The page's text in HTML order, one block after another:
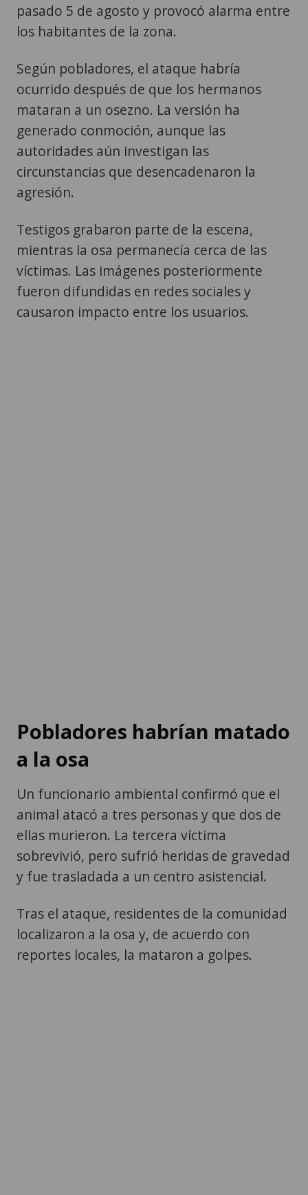
pasado 5 de agosto y provocó alarma entre
los habitantes de la zona.
Según pobladores, el ataque habría
ocurrido después de que los hermanos
mataran a un osezno. La versión ha
generado conmoción, aunque las
autoridades aún investigan las
circunstancias que desencadenaron la
agresión.
Testigos grabaron parte de la escena,
mientras la osa permanecía cerca de las
víctimas. Las imágenes posteriormente
fueron difundidas en redes sociales y
causaron impacto entre los usuarios.
Pobladores habrían matado
a la osa
Un funcionario ambiental confirmó que el
animal atacó a tres personas y que dos de
ellas murieron. La tercera víctima
sobrevivió, pero sufrió heridas de gravedad
y fue trasladada a un centro asistencial.
Tras el ataque, residentes de la comunidad
localizaron a la osa y, de acuerdo con
reportes locales, la mataron a golpes.